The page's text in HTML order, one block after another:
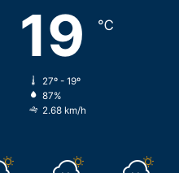
19 ℃
27º - 19º
87%
2.68 km/h